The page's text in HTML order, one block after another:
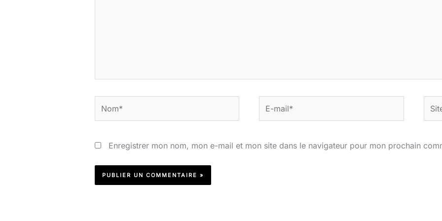
mail*
Enregistrer mon nom, mon e-mail et mon site dans le navigateur pour mon prochain